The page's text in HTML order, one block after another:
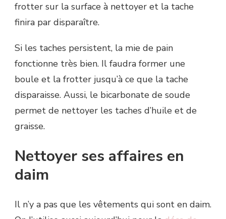
frotter sur la surface à nettoyer et la tache
finira par disparaître.
Si les taches persistent, la mie de pain
fonctionne très bien. Il faudra former une
boule et la frotter jusqu’à ce que la tache
disparaisse. Aussi, le bicarbonate de soude
permet de nettoyer les taches d’huile et de
graisse.
Nettoyer ses affaires en
daim
Il n’y a pas que les vêtements qui sont en daim.